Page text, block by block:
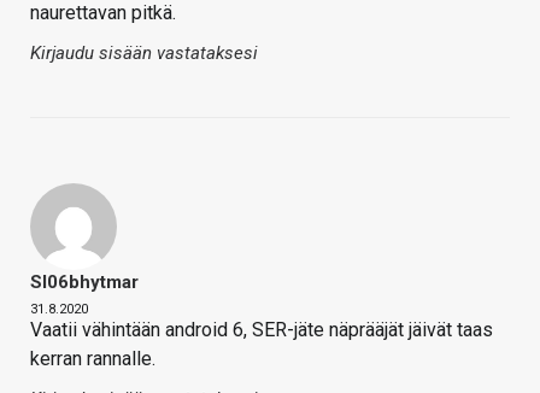
naurettavan pitkä.
Kirjaudu sisään vastataksesi
Sl06bhytmar
31.8.2020
Vaatii vähintään android 6, SER-jäte näprääjät jäivät taas
kerran rannalle.